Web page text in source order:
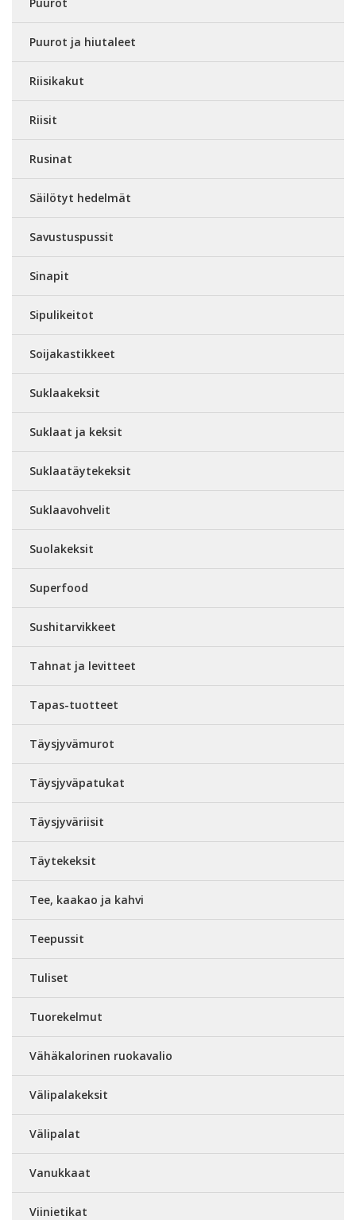
Puurot ja hiutaleet
Riisikakut
Riisit
Rusinat
Säilötyt hedelmät
Savustuspussit
Sinapit
Sipulikeitot
Soijakastikkeet
Suklaakeksit
Suklaat ja keksit
Suklaatäytekeksit
Suklaavohvelit
Suolakeksit
Superfood
Sushitarvikkeet
Tahnat ja levitteet
Tapas-tuotteet
Täysjyvämurot
Täysjyväpatukat
Täysjyväriisit
Täytekeksit
Tee, kaakao ja kahvi
Teepussit
Tuliset
Tuorekelmut
Vähäkalorinen ruokavalio
Välipalakeksit
Välipalat
Vanukkaat
Viinietikat